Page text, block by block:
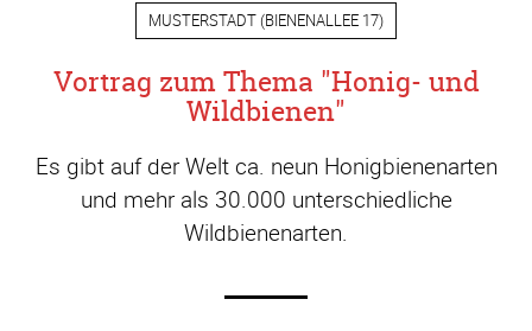
MUSTERSTADT (BIENENALLEE 17)
Vortrag zum Thema "Honig- und
Wildbienen"
Es gibt auf der Welt ca. neun Honigbienenarten
und mehr als 30.000 unterschiedliche
Wildbienenarten.